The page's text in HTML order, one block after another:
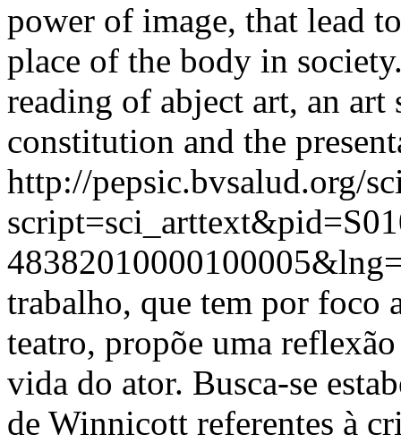
power of image, that lead
place of the body in
reading of abject art, an
constitution and the
http://pepsic.bvsalud.org/
trabalho, que tem por foco
teatro, propõe uma
vida do ator. Busca-se
de Winnicott referentes à